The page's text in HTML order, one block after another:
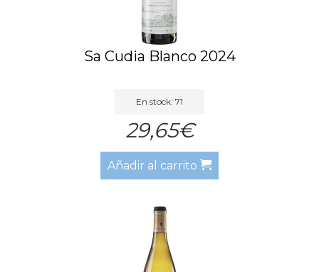
Sa Cudia Blanco 2024
En stock: 71
29,65€
Añadir al carrito